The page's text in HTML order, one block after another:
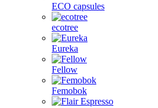
ECO capsules
ecotree
Eureka
Fellow
Femobok